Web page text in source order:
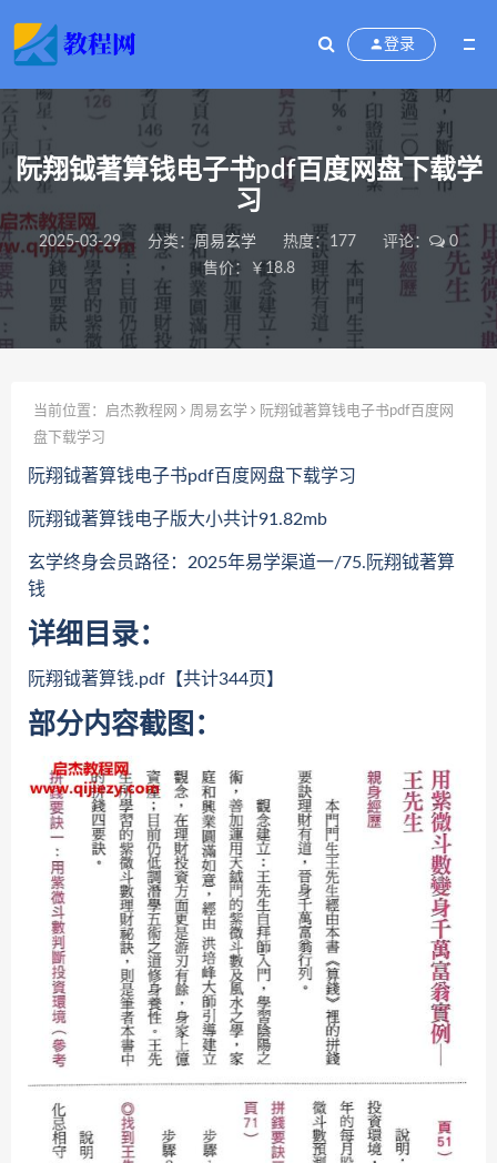
登录
阮翔钺著算钱电子书pdf百度网盘下载学
习
2025-03-29 分类：周易玄学 热度：177 评论：
0
售价：￥18.8
当前位置： 启杰教程网 周易玄学
阮翔钺著算钱电子书pdf百度网
盘下载学习
阮翔钺著算钱电子书pdf百度网盘下载学习
阮翔钺著算钱电子版大小共计91.82mb
玄学终身会员路径：2025年易学渠道一/75.阮翔钺著算
钱
详细目录：
阮翔钺著算钱.pdf【共计344页】
部分内容截图：